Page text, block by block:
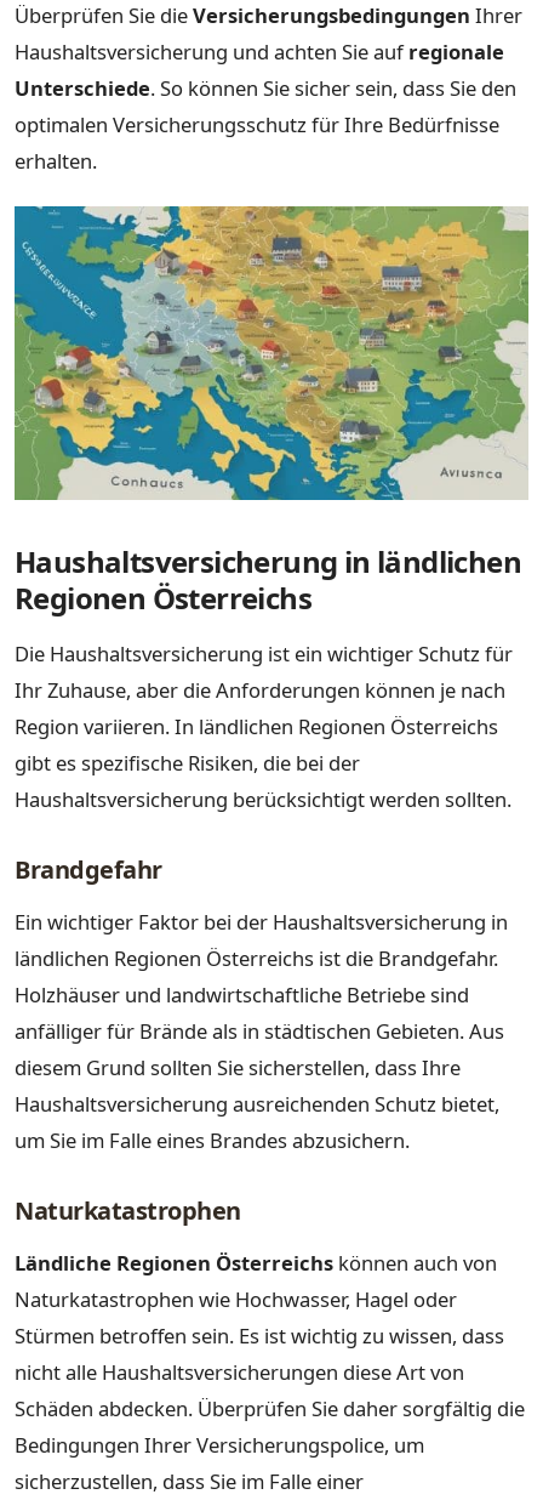
Überprüfen Sie dieVersicherungsbedingungen Ihrer
Haushaltsversicherung und achten Sie aufregionale
Unterschiede. So können Sie sicher sein, dass Sie den
optimalen Versicherungsschutz für Ihre Bedürfnisse
erhalten.
Haushaltsversicherung in ländlichen
Regionen Österreichs
Die Haushaltsversicherung ist ein wichtiger Schutz für
Ihr Zuhause, aber die Anforderungen können je nach
Region variieren. In ländlichen Regionen Österreichs
gibt es spezifische Risiken, die bei der
Haushaltsversicherung berücksichtigt werden sollten.
Brandgefahr
Ein wichtiger Faktor bei der Haushaltsversicherung in
ländlichen Regionen Österreichs ist die Brandgefahr.
Holzhäuser und landwirtschaftliche Betriebe sind
anfälliger für Brände als in städtischen Gebieten. Aus
diesem Grund sollten Sie sicherstellen, dass Ihre
Haushaltsversicherung ausreichenden Schutz bietet,
um Sie im Falle eines Brandes abzusichern.
Naturkatastrophen
Ländliche Regionen Österreichs können auch von
Naturkatastrophen wie Hochwasser, Hagel oder
Stürmen betroffen sein. Es ist wichtig zu wissen, dass
nicht alle Haushaltsversicherungen diese Art von
Schäden abdecken. Überprüfen Sie daher sorgfältig die
Bedingungen Ihrer Versicherungspolice, um
sicherzustellen, dass Sie im Falle einer